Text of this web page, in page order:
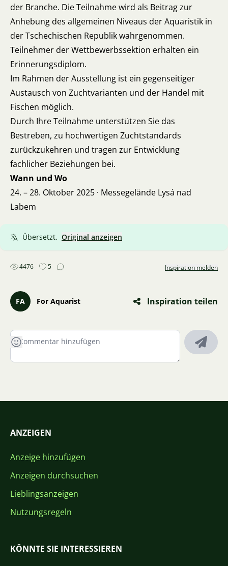
der Branche. Die Teilnahme wird als Beitrag zur
Anhebung des allgemeinen Niveaus der Aquaristik in
der Tschechischen Republik wahrgenommen.
Teilnehmer der Wettbewerbssektion erhalten ein
Erinnerungsdiplom.
Im Rahmen der Ausstellung ist ein gegenseitiger
Austausch von Zuchtvarianten und der Handel mit
Fischen möglich.
Durch Ihre Teilnahme unterstützen Sie das
Bestreben, zu hochwertigen Zuchtstandards
zurückzukehren und tragen zur Entwicklung
fachlicher Beziehungen bei.
Wann und Wo
24. – 28. Oktober 2025 · Messegelände Lysá nad
Labem
Übersetzt. Original anzeigen
4476 5 Inspiration melden
FA For Aquarist Inspiration teilen
ANZEIGEN
Anzeige hinzufügen
Anzeigen durchsuchen
Lieblingsanzeigen
Nutzungsregeln
KÖNNTE SIE INTERESSIEREN